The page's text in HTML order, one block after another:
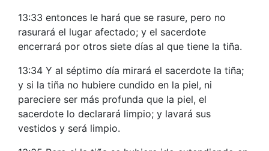
13:33 entonces le hará que se rasure, pero no
rasurará el lugar afectado; y el sacerdote
encerrará por otros siete días al que tiene la tiña.
13:34 Y al séptimo día mirará el sacerdote la tiña;
y si la tiña no hubiere cundido en la piel, ni
pareciere ser más profunda que la piel, el
sacerdote lo declarará limpio; y lavará sus
vestidos y será limpio.